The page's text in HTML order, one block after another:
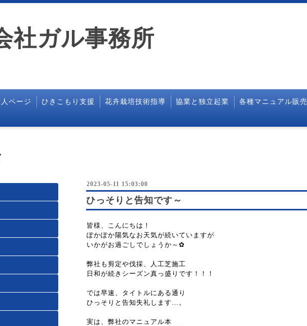
社ガル事務所
ページ ひきこもり支援 花卉栽培技術指導 協業と独立起業 各種マニュアル販売
2023-05-11 15:03:00
ひっそりと告知です～
皆様、こんにちは！
ぽかぽか陽気なお天気が続いていますが
いかがお過ごしでしょうか～✿
弊社も剪定や伐採、人工芝施工
日和が続きシーズン真っ盛りです！！！
では早速、タイトルにある通り
ひっそりと告知失礼します…。
実は、弊社のマニュアル本